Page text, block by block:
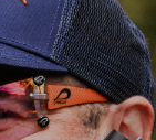
Serie von
vier